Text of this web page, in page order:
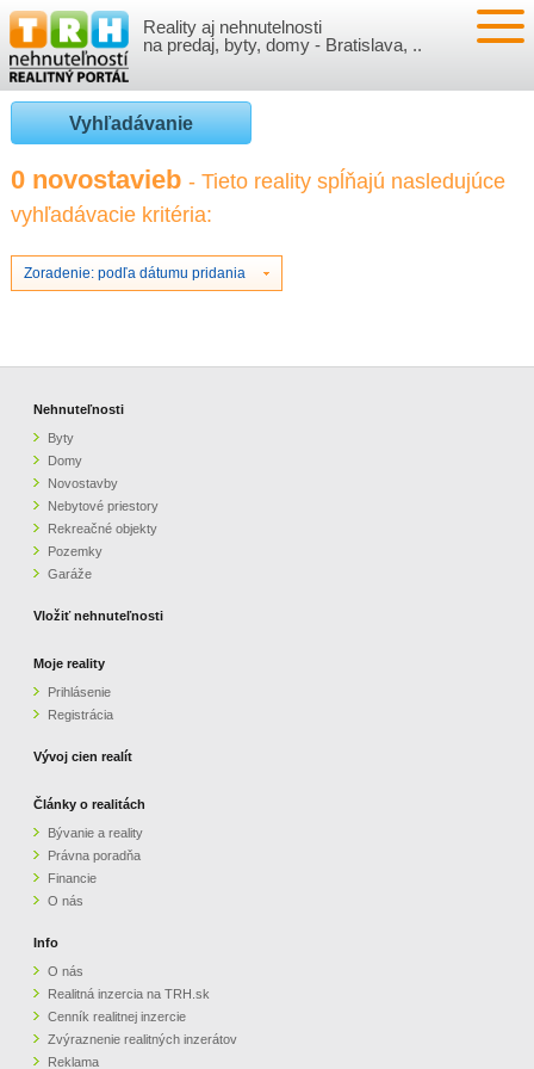
Reality aj nehnutelnosti
na predaj, byty, domy - Bratislava, ..
NEHNUTEĽNOSTI
BYTY
NOVOSTAVBY
NEBYTOVÉ PRIESTORY
GARÁŽE
VLOŽIŤ NEHNUTEĽNOSTI
PRIHLÁSENIE
REGISTRÁCIA
VÝVOJ CIEN REALÍT
ČLÁNKY O REALITÁCH
O NÁS
CENNÍK REALITNEJ INZERCIE
ZVÝRAZNENIE REALITNÝCH INZERÁTOV
PARTNERI
OBCHODNÉ PODMIENKY
KONTAKT
Vyhľadávanie
0 novostavieb - Tieto reality spĺňajú nasledujúce
vyhľadávacie kritéria:
Zoradenie: podľa dátumu pridania
Nehnuteľnosti
Byty
Domy
Novostavby
Nebytové priestory
Rekreačné objekty
Pozemky
Garáže
Vložiť nehnuteľnosti
Moje reality
Prihlásenie
Registrácia
Vývoj cien realít
Články o realitách
Bývanie a reality
Právna poradňa
Financie
O nás
Info
O nás
Realitná inzercia na TRH.sk
Cenník realitnej inzercie
Zvýraznenie realitných inzerátov
Reklama